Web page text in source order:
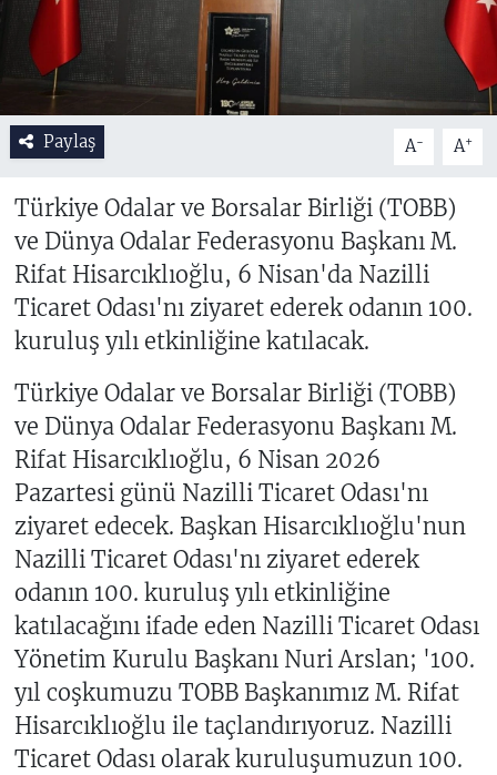
Paylaş A- A+
Türkiye Odalar ve Borsalar Birliği (TOBB)
ve Dünya Odalar Federasyonu Başkanı M.
Rifat Hisarcıklıoğlu, 6 Nisan'da Nazilli
Ticaret Odası'nı ziyaret ederek odanın 100.
kuruluş yılı etkinliğine katılacak.
Türkiye Odalar ve Borsalar Birliği (TOBB)
ve Dünya Odalar Federasyonu Başkanı M.
Rifat Hisarcıklıoğlu, 6 Nisan 2026
Pazartesi günü Nazilli Ticaret Odası'nı
ziyaret edecek. Başkan Hisarcıklıoğlu'nun
Nazilli Ticaret Odası'nı ziyaret ederek
odanın 100. kuruluş yılı etkinliğine
katılacağını ifade eden Nazilli Ticaret Odası
Yönetim Kurulu Başkanı Nuri Arslan; '100.
yıl coşkumuzu TOBB Başkanımız M. Rifat
Hisarcıklıoğlu ile taçlandırıyoruz. Nazilli
Ticaret Odası olarak kuruluşumuzun 100.